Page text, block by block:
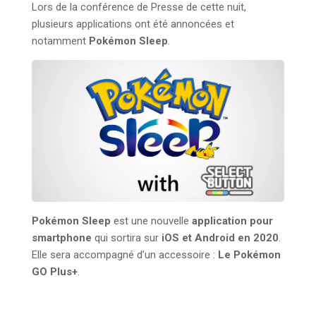
Lors de la conférence de Presse de cette nuit,
plusieurs applications ont été annoncées et
notamment Pokémon Sleep.
Pokémon Sleep est une nouvelle application pour
smartphone qui sortira sur iOS et Android en 2020.
Elle sera accompagné d’un accessoire : Le Pokémon
GO Plus+.